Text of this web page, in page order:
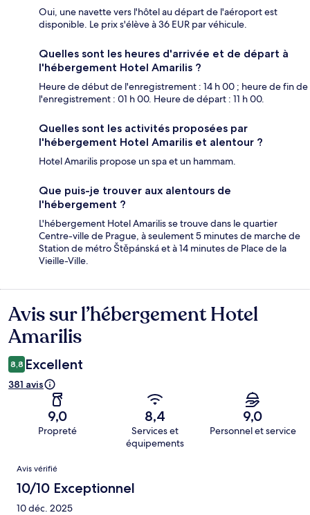
Oui, une navette vers l'hôtel au départ de l'aéroport est
disponible. Le prix s'élève à 36 EUR par véhicule.
Quelles sont les heures d'arrivée et de départ à
l'hébergement Hotel Amarilis ?
Heure de début de l'enregistrement : 14 h 00 ; heure de fin de
l'enregistrement : 01 h 00. Heure de départ : 11 h 00.
Quelles sont les activités proposées par
l'hébergement Hotel Amarilis et alentour ?
Hotel Amarilis propose un spa et un hammam.
Que puis-je trouver aux alentours de
l'hébergement ?
L'hébergement Hotel Amarilis se trouve dans le quartier
Centre-ville de Prague, à seulement 5 minutes de marche de
Station de métro Štěpánská et à 14 minutes de Place de la
Vieille-Ville.
Avis
Avis sur l’hébergement Hotel
Amarilis
8,8 Excellent
381 avis
9,0
Propreté
8,4
Services et
équipements
9,0
Personnel et service
Avis
Avis vérifié
10/10 Exceptionnel
10 déc. 2025